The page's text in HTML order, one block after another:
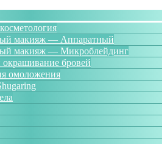
макияж — Аппаратный
макияж — Микроблейдинг
бровей
омоложения